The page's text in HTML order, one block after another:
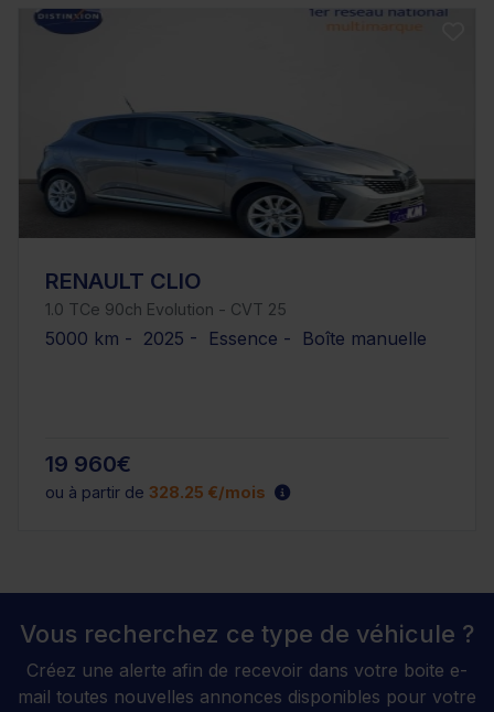
RENAULT CLIO
1.0 TCe 90ch Evolution - CVT 25
5000 km - 2025 - Essence - Boîte manuelle
19 960€
ou à partir de 328.25 €/mois
Vous recherchez ce type de véhicule ?
Créez une alerte afin de recevoir dans votre boite e-
mail toutes nouvelles annonces disponibles pour votre